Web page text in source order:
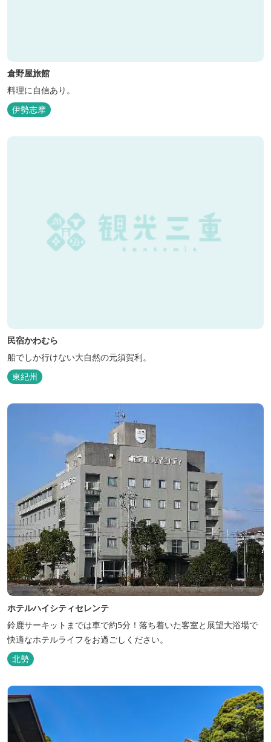
倉野屋旅館
料理に自信あり。
伊勢志摩
民宿かわむら
船でしか行けない大自然の元須賀利。
東紀州
ホテルハイシティセレンテ
鈴鹿サーキットまでは車で約5分！落ち着いた客室と展望大浴場で
快適なホテルライフをお過ごしください。
北勢